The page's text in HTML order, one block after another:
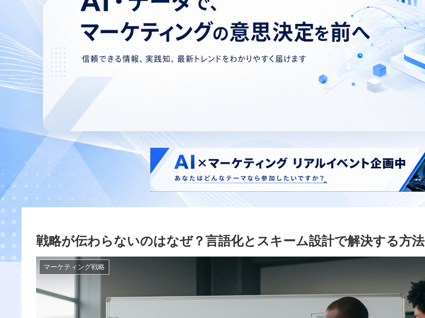
戦略が伝わらないのはなぜ？言語化とスキーム設計で解決する方法
マーケティング戦略